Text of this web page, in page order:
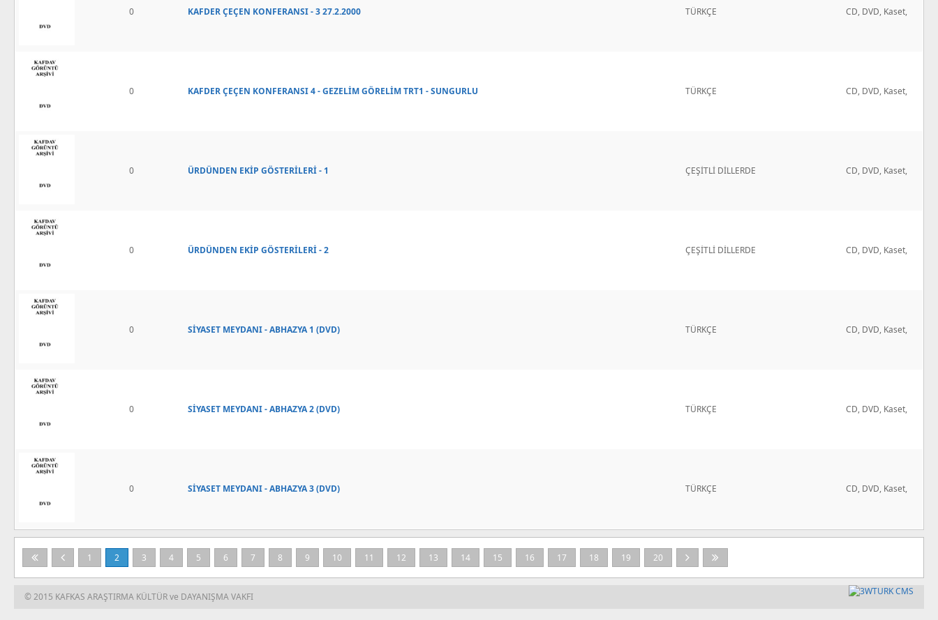
0 KAFDER ÇEÇEN KONFERANSI - 3 27.2.2000 TÜRKÇE CD, DVD, Kaset,
0 KAFDER ÇEÇEN KONFERANSI 4 - GEZELİM GÖRELİM TRT1 - SUNGURLU TÜRKÇE CD, DVD, Kaset,
0 ÜRDÜNDEN EKİP GÖSTERİLERİ - 1 ÇEŞİTLİ DİLLERDE CD, DVD, Kaset,
0 ÜRDÜNDEN EKİP GÖSTERİLERİ - 2 ÇEŞİTLİ DİLLERDE CD, DVD, Kaset,
0 SİYASET MEYDANI - ABHAZYA 1 (DVD) TÜRKÇE CD, DVD, Kaset,
0 SİYASET MEYDANI - ABHAZYA 2 (DVD) TÜRKÇE CD, DVD, Kaset,
0 SİYASET MEYDANI - ABHAZYA 3 (DVD) TÜRKÇE CD, DVD, Kaset,
1 2 3 4 5 6 7 8 9 10 11 12 13 14 15 16 17 18 19 20
© 2015 KAFKAS ARAŞTIRMA KÜLTÜR ve DAYANIŞMA VAKFI